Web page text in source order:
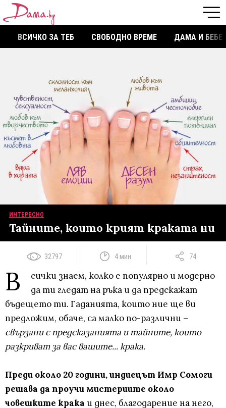
ВСИЧКО ЗА ТЕБ СВОБОДНО ВРЕМЕ ДАМА И БЕБЕ
ИНТЕРЕСНО
Тайните, които крият краката ни
32797 4 мин 74
В
сички знаем, колко е популярно и модерно
да ти гледат на ръка и да предскажат
бъдещето ти. Гаданията, които ние ще ви
предложим, обаче, са малко по-различни –
свързани с предсказанията и тайните, които
разкриват за вас вашите... крака.
Преди около 20 години, индиецът Имр Сомоги
решава да проучи мистериите около
човешките крака и днес, благодарение на него,